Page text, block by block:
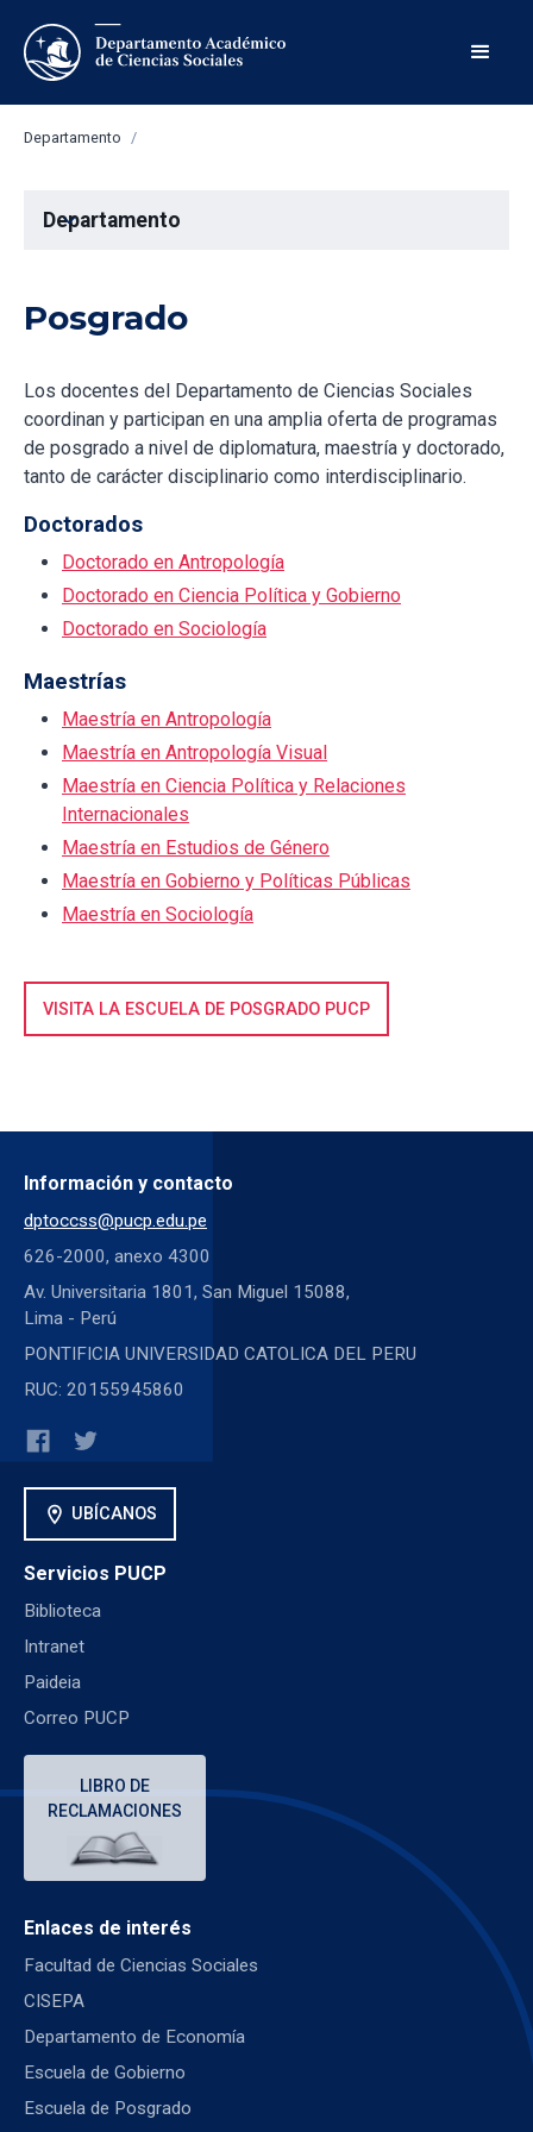
Departamento /
Departamento
expand_more
Posgrado
Los docentes del Departamento de Ciencias Sociales
coordinan y participan en una amplia oferta de programas
de posgrado a nivel de diplomatura, maestría y doctorado,
tanto de carácter disciplinario como interdisciplinario.
Doctorados
Doctorado en Antropología
Doctorado en Ciencia Política y Gobierno
Doctorado en Sociología
Maestrías
Maestría en Antropología
Maestría en Antropología Visual
Maestría en Ciencia Política y Relaciones
Internacionales
Maestría en Estudios de Género
Maestría en Gobierno y Políticas Públicas
Maestría en Sociología
VISITA LA ESCUELA DE POSGRADO PUCP
Información y contacto
dptoccss@pucp.edu.pe
626-2000, anexo 4300
Av. Universitaria 1801, San Miguel 15088,
Lima - Perú
PONTIFICIA UNIVERSIDAD CATOLICA DEL PERU
RUC: 20155945860
location_on UBÍCANOS
Servicios PUCP
Biblioteca
Intranet
Paideia
Correo PUCP
LIBRO DE
RECLAMACIONES
Enlaces de interés
Facultad de Ciencias Sociales
CISEPA
Departamento de Economía
Escuela de Gobierno
Escuela de Posgrado